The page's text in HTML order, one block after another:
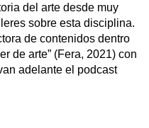
del arte desde muy
sobre esta disciplina.
de contenidos dentro
de arte” (Fera, 2021) con
adelante el podcast